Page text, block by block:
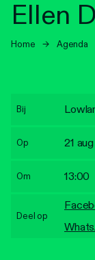
Ellen
Home → Agenda
Bij
Op 21
Om 13:00
Deel op
Vacatures
Locaties